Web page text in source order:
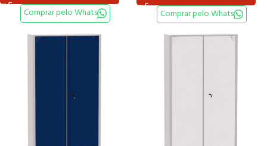
Comprar pelo Whats Comprar pelo Whats